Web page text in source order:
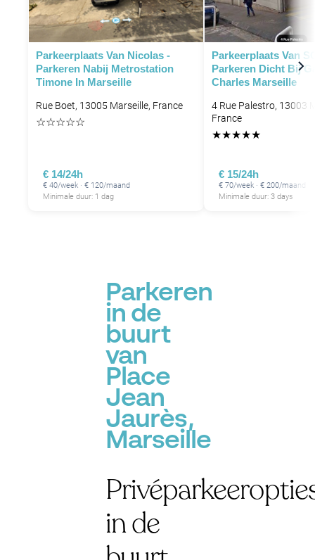
Parkeerplaats Van Nicolas -
Parkeren Nabij Metrostation
Timone In Marseille
Rue Boet, 13005 Marseille, France
☆☆☆☆☆
€ 14/24h
€ 40/week · € 120/maand
Minimale duur: 1 dag
Parkeerplaats Van
Parkeren Dicht Bij
Charles Marseille
4 Rue Palestro, 13003
France
★★★★★
€ 15/24h
€ 70/week · € 200/maand
Minimale duur: 3 days
Parkeren
in de
buurt
van
Place
Jean
Jaurès,
Marseille
in de